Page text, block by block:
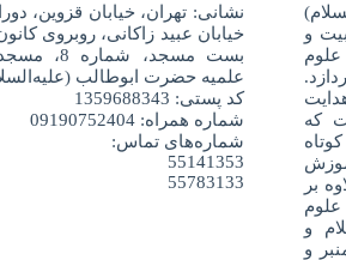
و
که
بر
و
و
نشانی: تهران، خیابان قزوین،
خیابان عبید زاکانی، روبروی
بست مسجد،
علمیه حضرت ابوطالب
کد پستی: 1359688343
شماره همراه: 09190752404
شماره‌های تماس:
55141353
55783133